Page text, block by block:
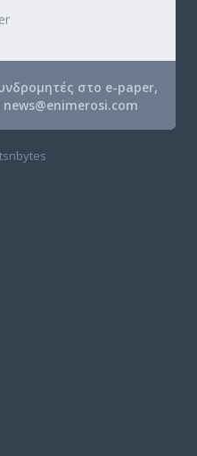
στο e-paper,
news@enimerosi.com